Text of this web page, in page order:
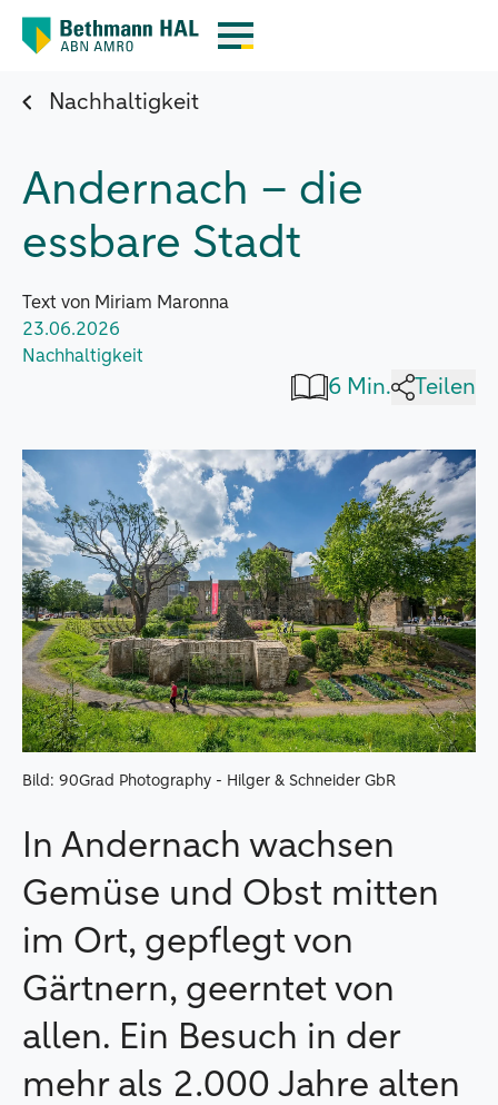
Nachhaltigkeit
Andernach – die
essbare Stadt
Text von Miriam Maronna
23.06.2026
Nachhaltigkeit
6 Min. Teilen
Bild: 90Grad Photography - Hilger & Schneider GbR
In Andernach wachsen
Gemüse und Obst mitten
im Ort, gepflegt von
Gärtnern, geerntet von
allen. Ein Besuch in der
mehr als 2.000 Jahre alten